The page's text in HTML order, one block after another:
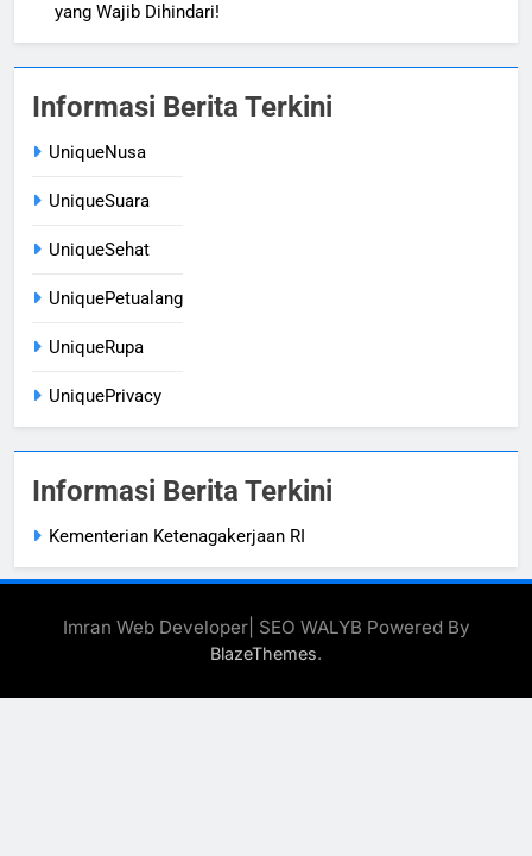
yang Wajib Dihindari!
Informasi Berita Terkini
UniqueNusa
UniqueSuara
UniqueSehat
UniquePetualang
UniqueRupa
UniquePrivacy
Informasi Berita Terkini
Kementerian Ketenagakerjaan RI
Imran Web Developer| SEO WALYB Powered By
BlazeThemes.